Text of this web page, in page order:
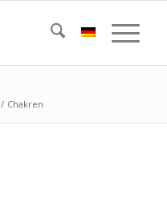
/ Chakren